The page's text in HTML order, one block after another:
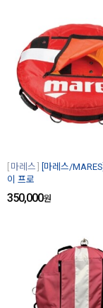
마레스
[마레스/
이 프로
350,000원